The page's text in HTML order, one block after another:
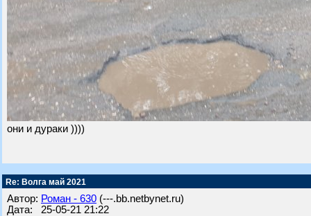
они и дураки ))))
Re: Волга май 2021
Автор: Роман - 630 (---.bb.netbynet.ru)
Дата: 25-05-21 21:22